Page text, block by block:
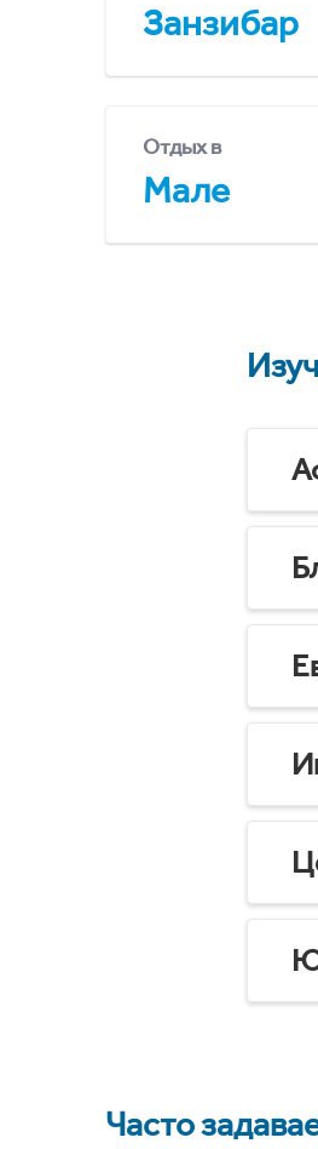
Занзибар
Отдых в
Мале
Часто